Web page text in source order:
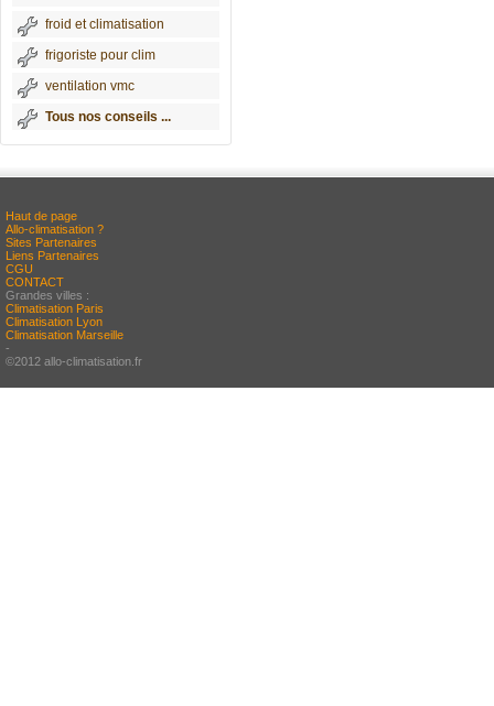
froid et climatisation
frigoriste pour clim
ventilation vmc
Tous nos conseils ...
Haut de page
Allo-climatisation ?
Sites Partenaires
Liens Partenaires
CGU
CONTACT
Grandes villes :
Climatisation Paris
Climatisation Lyon
Climatisation Marseille
-
©2012 allo-climatisation.fr